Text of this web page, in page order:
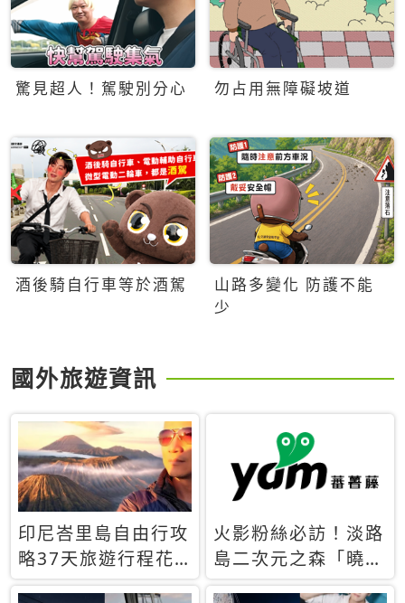
驚見超人！駕駛別分心 勿占用無障礙坡道
酒後騎自行車等於酒駕
山路多變化 防護不能
少
國外旅遊資訊
印尼峇里島自由行攻
略37天旅遊行程花
費5萬台幣 ❤️別等退
火影粉絲必訪！淡路
島二次元之森「曉」
解謎任務9月起全面